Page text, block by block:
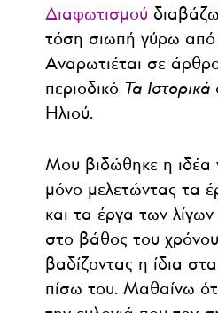
Διαφωτισμού
τόση σιωπή γύρω από
Αναρωτιέται σε
περιοδικό Τα Ιστορικά
Ηλιού.
Μου βιδώθηκε η
μόνο μελετώντας τα
και τα έργα των
στο βάθος του
βαδίζοντας η ίδια
πίσω του. Μαθαίνω